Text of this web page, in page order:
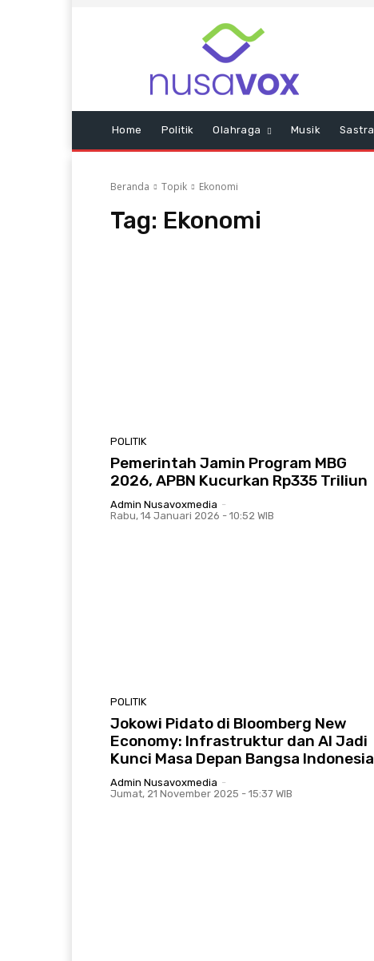
Home Politik Olahraga Musik Sastra
Beranda Topik Ekonomi
Tag: Ekonomi
POLITIK
Pemerintah Jamin Program MBG
2026, APBN Kucurkan Rp335 Triliun
Admin Nusavoxmedia -
Rabu, 14 Januari 2026 - 10:52 WIB
POLITIK
Jokowi Pidato di Bloomberg New
Economy: Infrastruktur dan AI Jadi
Kunci Masa Depan Bangsa Indonesia
Admin Nusavoxmedia -
Jumat, 21 November 2025 - 15:37 WIB